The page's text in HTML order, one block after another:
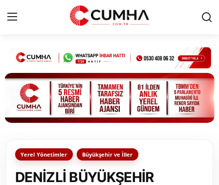
Kurumsal
Cumhurbaşkanlığı
Bakanlıklar
Siyasi Partiler
Yerel Yönetimler
Yerel Yönetimler Büyükşehir ve İller
DENİZLİ BÜYÜKŞEHİR